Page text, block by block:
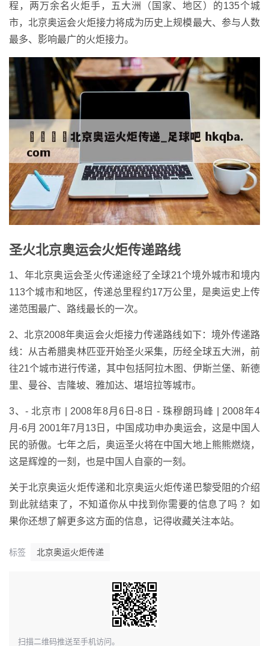
程，两万余名火炬手，五大洲（国家、地区）的135个城
市，北京奥运会火炬接力将成为历史上规模最大、参与人数
最多、影响最广的火炬接力。
圣火北京奥运会火炬传递路线
1、年北京奥运会圣火传递途经了全球21个境外城市和境内
113个城市和地区，传递总里程约17万公里，是奥运史上传
递范围最广、路线最长的一次。
2、北京2008年奥运会火炬接力传递路线如下：境外传递路
线：从古希腊奥林匹亚开始圣火采集，历经全球五大洲，前
往21个城市进行传递，其中包括阿拉木图、伊斯兰堡、新德
里、曼谷、吉隆坡、雅加达、堪培拉等城市。
3、- 北京市 | 2008年8月6日-8日 - 珠穆朗玛峰 | 2008年4
月-6月 2001年7月13日，中国成功申办奥运会，这是中国人
民的骄傲。七年之后，奥运圣火将在中国大地上熊熊燃烧，
这是辉煌的一刻，也是中国人自豪的一刻。
关于北京奥运火炬传递和北京奥运火炬传递巴黎受阻的介绍
到此就结束了，不知道你从中找到你需要的信息了吗 ？如
果你还想了解更多这方面的信息，记得收藏关注本站。
标签 北京奥运火炬传递
​扫描二维码推送至手机访问。